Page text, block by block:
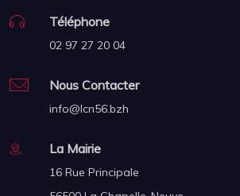
Téléphone
02 97 27 20 04
Nous Contacter
info@lcn56.bzh
La Mairie
16 Rue Principale